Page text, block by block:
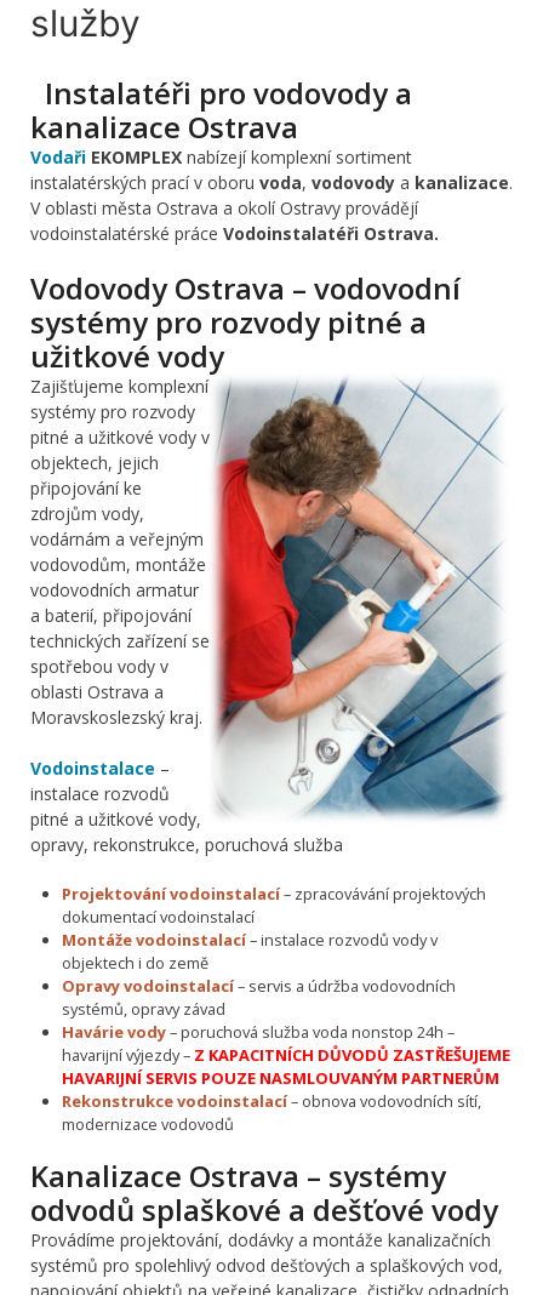
služby
Instalatéři pro vodovody a
kanalizace Ostrava
Vodaři EKOMPLEX nabízejí komplexní sortiment
instalatérských prací v oboru voda, vodovody a kanalizace.
V oblasti města Ostrava a okolí Ostravy provádějí
vodoinstalatérské práce Vodoinstalatéři Ostrava.
Vodovody Ostrava – vodovodní
systémy pro rozvody pitné a
užitkové vody
Zajišťujeme komplexní
systémy pro rozvody
pitné a užitkové vody v
objektech, jejich
připojování ke
zdrojům vody,
vodárnám a veřejným
vodovodům, montáže
vodovodních armatur
a baterií, připojování
technických zařízení se
spotřebou vody v
oblasti Ostrava a
Moravskoslezský kraj.
Vodoinstalace –
instalace rozvodů
pitné a užitkové vody,
opravy, rekonstrukce, poruchová služba
Projektování vodoinstalací– zpracovávání projektových
dokumentací vodoinstalací
Montáže vodoinstalací– instalace rozvodů vody v
objektech i do země
Opravy vodoinstalací– servis a údržba vodovodních
systémů, opravy závad
Havárie vody– poruchová služba voda nonstop 24h –
havarijní výjezdy – Z KAPACITNÍCH DŮVODŮ ZASTŘEŠUJEME
HAVARIJNÍ SERVIS POUZE NASMLOUVANÝM PARTNERŮM
Rekonstrukce vodoinstalací– obnova vodovodních sítí,
modernizace vodovodů
Kanalizace Ostrava – systémy
odvodů splaškové a dešťové vody
Provádíme projektování, dodávky a montáže kanalizačních
systémů pro spolehlivý odvod dešťových a splaškových vod,